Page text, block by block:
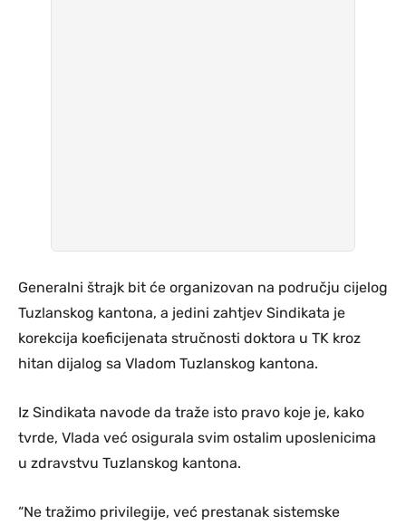
Generalni štrajk bit će organizovan na području cijelog
Tuzlanskog kantona, a jedini zahtjev Sindikata je
korekcija koeficijenata stručnosti doktora u TK kroz
hitan dijalog sa Vladom Tuzlanskog kantona.
Iz Sindikata navode da traže isto pravo koje je, kako
tvrde, Vlada već osigurala svim ostalim uposlenicima
u zdravstvu Tuzlanskog kantona.
“Ne tražimo privilegije, već prestanak sistemske